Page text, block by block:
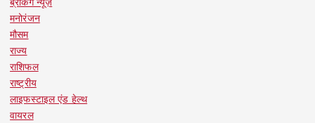
मनोरंजन
मौसम
राज्य
राशिफल
राष्ट्रीय
लाइफस्टाइल एंड हेल्थ
वायरल